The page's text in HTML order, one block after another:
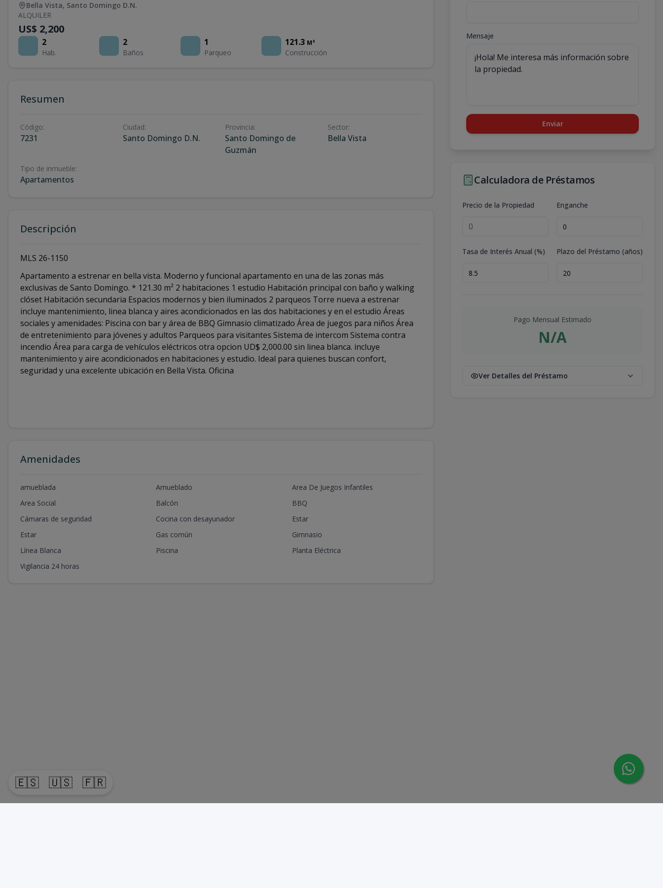
🇪🇸 🇺🇸 🇫🇷
Bella Vista, Santo Domingo D.N.
ALQUILER
US$ 2,200
2
Hab.
2
Baños
1
Parqueo
121.3 M²
Construcción
Resumen
Código:
7231
Ciudad:
Santo Domingo D.N.
Provincia:
Santo Domingo de
Guzmán
Sector:
Bella Vista
Tipo de inmueble:
Apartamentos
Descripción
MLS 26-1150
Apartamento a estrenar en bella vista. Moderno y funcional apartamento en una de las zonas más
exclusivas de Santo Domingo. * 121.30 m² 2 habitaciones 1 estudio Habitación principal con baño y walking
clóset Habitación secundaria Espacios modernos y bien iluminados 2 parqueos Torre nueva a estrenar
incluye mantenimiento, linea blanca y aires acondicionados en las dos habitaciones y en el estudio Áreas
sociales y amenidades: Piscina con bar y área de BBQ Gimnasio climatizado Área de juegos para niños Área
de entretenimiento para jóvenes y adultos Parqueos para visitantes Sistema de intercom Sistema contra
incendio Área para carga de vehículos eléctricos otra opcion UD$ 2,000.00 sin linea blanca. incluye
mantenimiento y aire acondicionados en habitaciones y estudio. Ideal para quienes buscan confort,
seguridad y una excelente ubicación en Bella Vista. Oficina
Amenidades
amueblada Amueblado
Area De Juegos Infantiles
Area Social
Balcón
BBQ
Cámaras de seguridad
Cocina con desayunador
Estar
Estar
Gas común
Gimnasio
Línea Blanca
Piscina
Planta Eléctrica
Vigilancia 24 horas
Mensaje
Enviar
Calculadora de Préstamos
Precio de la Propiedad Enganche
Tasa de Interés Anual (%) Plazo del Préstamo (años)
Pago Mensual Estimado
N/A
Ver Detalles del Préstamo